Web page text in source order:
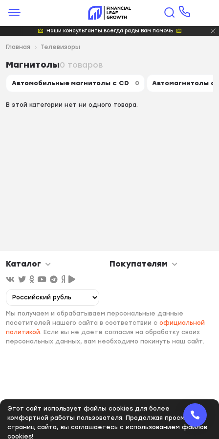
Этот сайт использует файлы cookies для более
комфортной работы пользователя. Продолжая просмотр
страниц сайта, вы соглашаетесь с использованием файлов
cookies!
Наши консультанты всегда рады Вам помочь
Главная Телевизоры
Магнитолы0 товаров
Автомобильные магнитолы с CD 0 Автомагнитолы с
В этой категории нет ни одного товара.
Каталог Покупателям
Мы получаем и обрабатываем персональные данные
посетителей нашего сайта в соответствии софициальной
политикой. Если вы не даете согласия на обработку своих
персональных данных, вам необходимо покинуть наш сайт.